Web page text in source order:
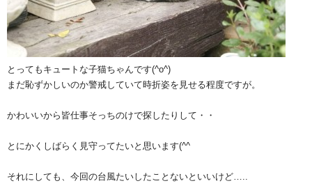
とってもキュートな子猫ちゃんです(^o^)
まだ恥ずかしいのか警戒していて時折姿を見せる程度ですが。
かわいいから皆仕事そっちのけで探したりして・・
とにかくしばらく見守ってたいと思います(^^ゞ
それにしても、今回の台風たいしたことないといいけど…..